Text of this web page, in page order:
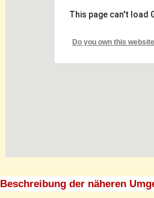
This page can't load
Do you own this
Beschreibung der näheren